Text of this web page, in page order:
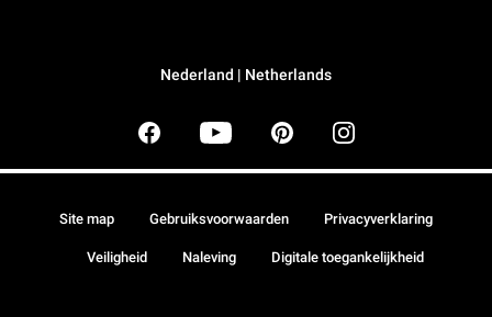
Nederland | Netherlands
Site map Gebruiksvoorwaarden Privacyverklaring
Veiligheid Naleving Digitale toegankelijkheid